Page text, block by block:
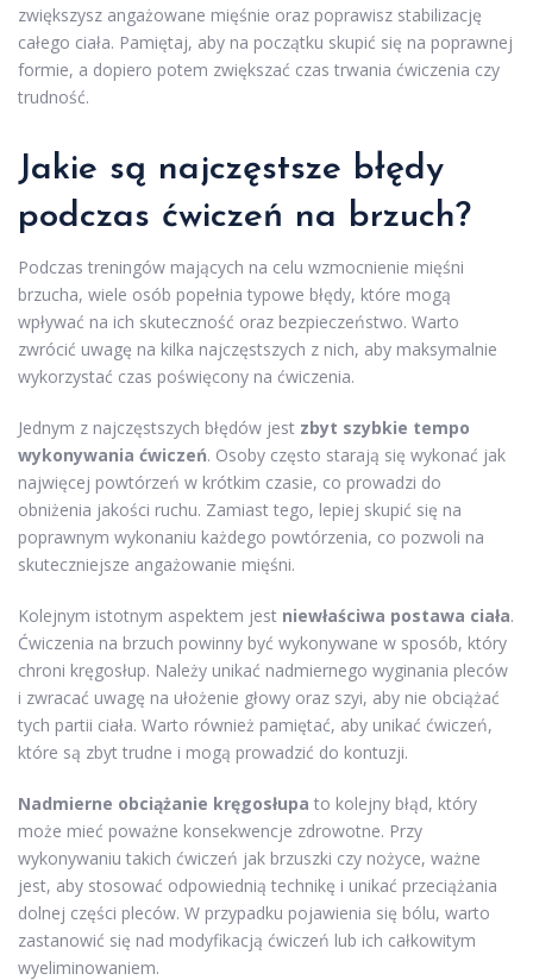
zwiększysz angażowane mięśnie oraz poprawisz stabilizację
całego ciała. Pamiętaj, aby na początku skupić się na poprawnej
formie, a dopiero potem zwiększać czas trwania ćwiczenia czy
trudność.
Jakie są najczęstsze błędy
podczas ćwiczeń na brzuch?
Podczas treningów mających na celu wzmocnienie mięśni
brzucha, wiele osób popełnia typowe błędy, które mogą
wpływać na ich skuteczność oraz bezpieczeństwo. Warto
zwrócić uwagę na kilka najczęstszych z nich, aby maksymalnie
wykorzystać czas poświęcony na ćwiczenia.
Jednym z najczęstszych błędów jest zbyt szybkie tempo
wykonywania ćwiczeń. Osoby często starają się wykonać jak
najwięcej powtórzeń w krótkim czasie, co prowadzi do
obniżenia jakości ruchu. Zamiast tego, lepiej skupić się na
poprawnym wykonaniu każdego powtórzenia, co pozwoli na
skuteczniejsze angażowanie mięśni.
Kolejnym istotnym aspektem jest niewłaściwa postawa ciała.
Ćwiczenia na brzuch powinny być wykonywane w sposób, który
chroni kręgosłup. Należy unikać nadmiernego wyginania pleców
i zwracać uwagę na ułożenie głowy oraz szyi, aby nie obciążać
tych partii ciała. Warto również pamiętać, aby unikać ćwiczeń,
które są zbyt trudne i mogą prowadzić do kontuzji.
Nadmierne obciążanie kręgosłupa to kolejny błąd, który
może mieć poważne konsekwencje zdrowotne. Przy
wykonywaniu takich ćwiczeń jak brzuszki czy nożyce, ważne
jest, aby stosować odpowiednią technikę i unikać przeciążania
dolnej części pleców. W przypadku pojawienia się bólu, warto
zastanowić się nad modyfikacją ćwiczeń lub ich całkowitym
wyeliminowaniem.